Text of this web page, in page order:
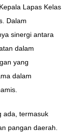
Lapas Kelas
Dalam
sinergi antara
dalam
yang
dalam
ada, termasuk
pangan daerah.